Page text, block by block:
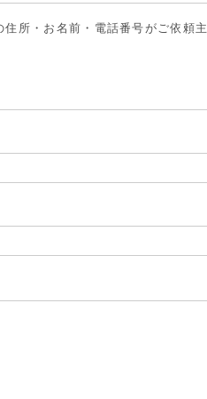
所・お名前・電話番号がご依頼主